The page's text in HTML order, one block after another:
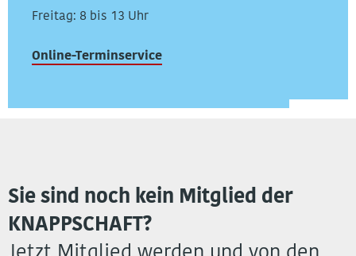
Freitag: 8 bis 13 Uhr
Online-Terminservice
Sie sind noch kein Mitglied der
KNAPPSCHAFT?